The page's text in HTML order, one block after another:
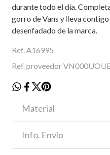
durante todo el día.
gorro de Vans y lleva
desenfadado de la marca.
Ref. A16995
Ref. proveedor
Material
Info. Envío